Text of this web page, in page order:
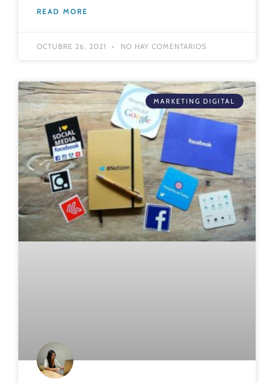
READ MORE
OCTUBRE 26, 2021 NO HAY COMENTARIOS
MARKETING DIGITAL